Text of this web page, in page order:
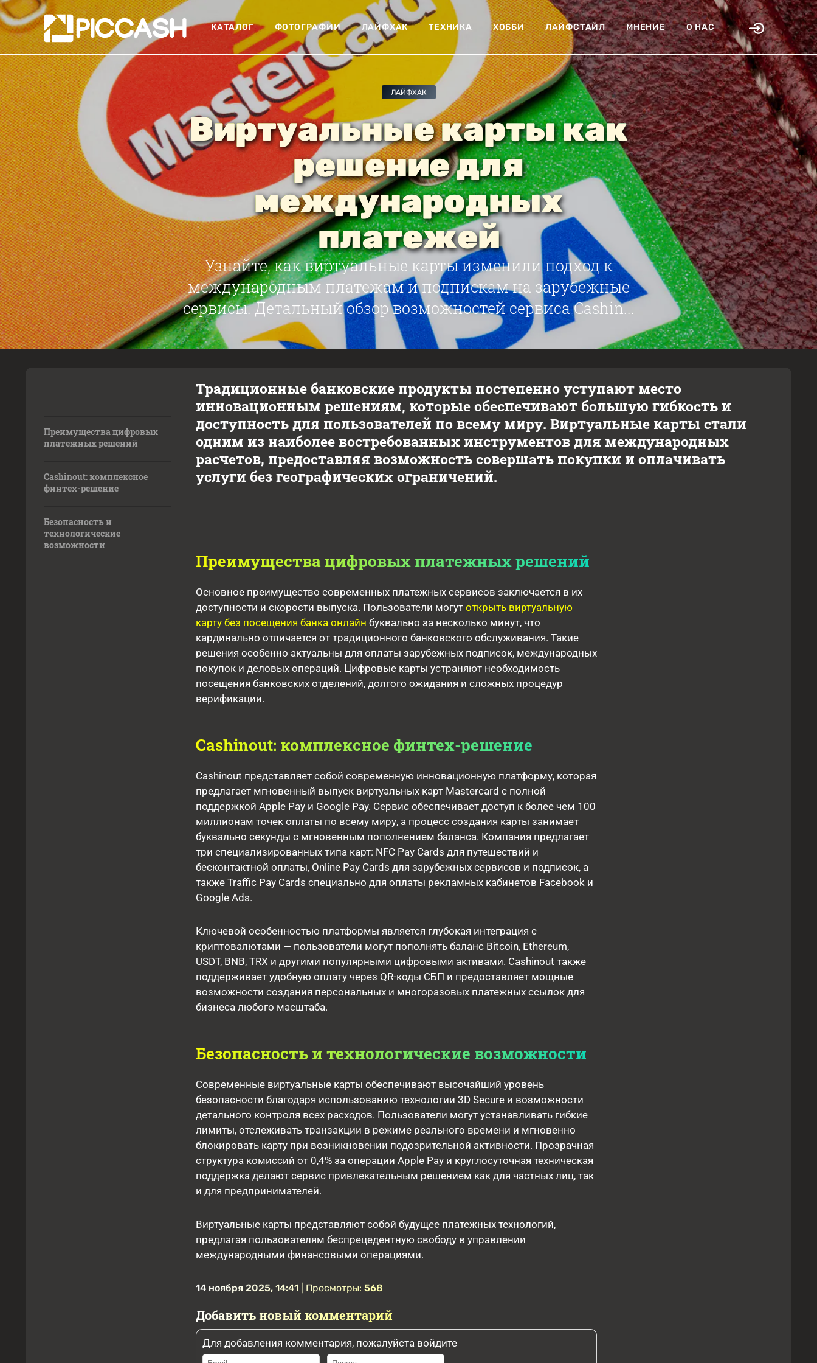
КАТАЛОГ ФОТОГРАФИИ ЛАЙФХАК ТЕХНИКА ХОББИ ЛАЙФСТАЙЛ МНЕНИЕ О НАС
ЛАЙФХАК
Виртуальные карты как
решение для
международных
платежей
Узнайте, как виртуальные карты изменили подход к
международным платежам и подпискам на зарубежные
сервисы. Детальный обзор возможностей сервиса Cashin...
Преимущества цифровых
платежных решений
Cashinout: комплексное
финтех-решение
Безопасность и
технологические
возможности
Традиционные банковские продукты постепенно уступают место
инновационным решениям, которые обеспечивают большую гибкость и
доступность для пользователей по всему миру. Виртуальные карты стали
одним из наиболее востребованных инструментов для международных
расчетов, предоставляя возможность совершать покупки и оплачивать
услуги без географических ограничений.
Преимущества цифровых платежных решений
Основное преимущество современных платежных сервисов заключается в их
доступности и скорости выпуска. Пользователи могут открыть виртуальную
карту без посещения банка онлайн буквально за несколько минут, что
кардинально отличается от традиционного банковского обслуживания. Такие
решения особенно актуальны для оплаты зарубежных подписок, международных
покупок и деловых операций. Цифровые карты устраняют необходимость
посещения банковских отделений, долгого ожидания и сложных процедур
верификации.
Cashinout: комплексное финтех-решение
Cashinout представляет собой современную инновационную платформу, которая
предлагает мгновенный выпуск виртуальных карт Mastercard с полной
поддержкой Apple Pay и Google Pay. Сервис обеспечивает доступ к более чем 100
миллионам точек оплаты по всему миру, а процесс создания карты занимает
буквально секунды с мгновенным пополнением баланса. Компания предлагает
три специализированных типа карт: NFC Pay Cards для путешествий и
бесконтактной оплаты, Online Pay Cards для зарубежных сервисов и подписок, а
также Traffic Pay Cards специально для оплаты рекламных кабинетов Facebook и
Google Ads.
Ключевой особенностью платформы является глубокая интеграция с
криптовалютами — пользователи могут пополнять баланс Bitcoin, Ethereum,
USDT, BNB, TRX и другими популярными цифровыми активами. Cashinout также
поддерживает удобную оплату через QR-коды СБП и предоставляет мощные
возможности создания персональных и многоразовых платежных ссылок для
бизнеса любого масштаба.
Безопасность и технологические возможности
Современные виртуальные карты обеспечивают высочайший уровень
безопасности благодаря использованию технологии 3D Secure и возможности
детального контроля всех расходов. Пользователи могут устанавливать гибкие
лимиты, отслеживать транзакции в режиме реального времени и мгновенно
блокировать карту при возникновении подозрительной активности. Прозрачная
структура комиссий от 0,4% за операции Apple Pay и круглосуточная техническая
поддержка делают сервис привлекательным решением как для частных лиц, так
и для предпринимателей.
Виртуальные карты представляют собой будущее платежных технологий,
предлагая пользователям беспрецедентную свободу в управлении
международными финансовыми операциями.
14 ноября 2025, 14:41 | Просмотры: 568
Добавить новый комментарий
Для добавления комментария, пожалуйста войдите